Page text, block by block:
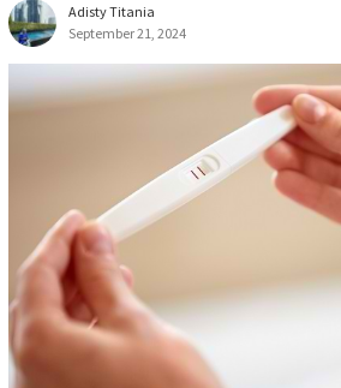
Adisty Titania
September 21, 2024